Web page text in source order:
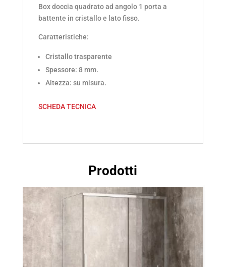
BATTENTE
CRISTALLO
E
LATO
(NVP2+NVF1)
Box doccia quadrato ad angolo 1 porta a
battente in cristallo e lato fisso.
Caratteristiche:
Cristallo trasparente
Spessore: 8 mm.
Altezza: su misura.
SCHEDA TECNICA
Prodotti